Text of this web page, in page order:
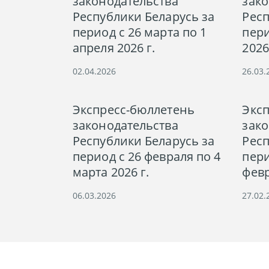
Республики Беларусь за
период с 26 марта по 1
апреля 2026 г.
02.04.2026
Экспресс-бюллетень
законодательства
Республики Беларусь за
период с 26 февраля по 4
марта 2026 г.
06.03.2026